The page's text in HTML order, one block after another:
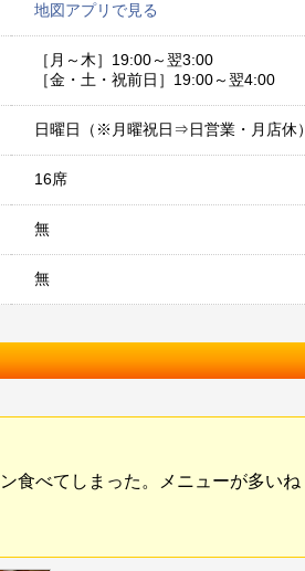
地図アプリで見る
［月～木］19:00～翌3:00
［金・土・祝前日］19:00～翌4:00
日曜日（※月曜祝日⇒日営業・月店休）
16席
無
無
食べてしまった。メニューが多いね